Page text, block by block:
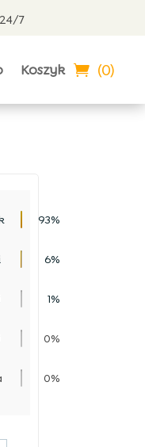
7
Koszyk (0)
93%
6%
1%
0%
0%